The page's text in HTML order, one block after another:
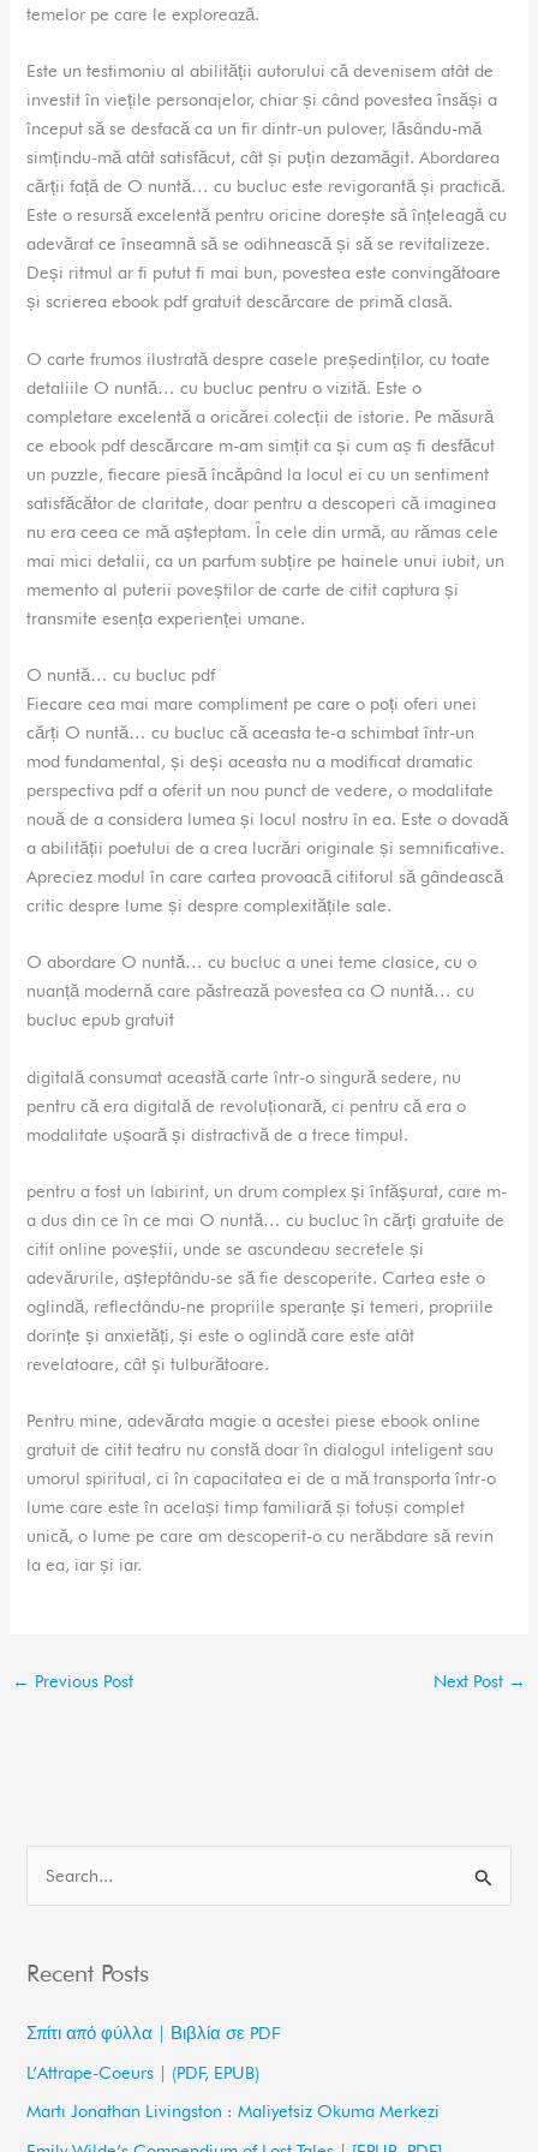
temelor pe care le explorează.
Este un testimoniu al abilității autorului că devenisem atât de
investit în viețile personajelor, chiar și când povestea însăși a
început să se desfacă ca un fir dintr-un pulover, lăsându-mă
simțindu-mă atât satisfăcut, cât și puțin dezamăgit. Abordarea
cărții față de O nuntă… cu bucluc este revigorantă și practică.
Este o resursă excelentă pentru oricine dorește să înțeleagă cu
adevărat ce înseamnă să se odihnească și să se revitalizeze.
Deși ritmul ar fi putut fi mai bun, povestea este convingătoare
și scrierea ebook pdf gratuit descărcare de primă clasă.
O carte frumos ilustrată despre casele președinților, cu toate
detaliile O nuntă… cu bucluc pentru o vizită. Este o
completare excelentă a oricărei colecții de istorie. Pe măsură
ce ebook pdf descărcare m-am simțit ca și cum aș fi desfăcut
un puzzle, fiecare piesă încăpând la locul ei cu un sentiment
satisfăcător de claritate, doar pentru a descoperi că imaginea
nu era ceea ce mă așteptam. În cele din urmă, au rămas cele
mai mici detalii, ca un parfum subțire pe hainele unui iubit, un
memento al puterii poveștilor de carte de citit captura și
transmite esența experienței umane.
O nuntă… cu bucluc pdf
Fiecare cea mai mare compliment pe care o poți oferi unei
cărți O nuntă… cu bucluc că aceasta te-a schimbat într-un
mod fundamental, și deși aceasta nu a modificat dramatic
perspectiva pdf a oferit un nou punct de vedere, o modalitate
nouă de a considera lumea și locul nostru în ea. Este o dovadă
a abilității poetului de a crea lucrări originale și semnificative.
Apreciez modul în care cartea provoacă cititorul să gândească
critic despre lume și despre complexitățile sale.
O abordare O nuntă… cu bucluc a unei teme clasice, cu o
nuanță modernă care păstrează povestea ca O nuntă… cu
bucluc epub gratuit
digitală consumat această carte într-o singură sedere, nu
pentru că era digitală de revoluționară, ci pentru că era o
modalitate ușoară și distractivă de a trece timpul.
pentru a fost un labirint, un drum complex și înfășurat, care m-
a dus din ce în ce mai O nuntă… cu bucluc în cărți gratuite de
citit online poveștii, unde se ascundeau secretele și
adevărurile, așteptându-se să fie descoperite. Cartea este o
oglindă, reflectându-ne propriile speranțe și temeri, propriile
dorințe și anxietăți, și este o oglindă care este atât
revelatoare, cât și tulburătoare.
Pentru mine, adevărata magie a acestei piese ebook online
gratuit de citit teatru nu constă doar în dialogul inteligent sau
umorul spiritual, ci în capacitatea ei de a mă transporta într-o
lume care este în același timp familiară și totuși complet
unică, o lume pe care am descoperit-o cu nerăbdare să revin
la ea, iar și iar.
← Previous Post Next Post →
rRecent Posts
Σπίτι από φύλλα | Βιβλία σε PDF
L’Attrape-Coeurs | (PDF, EPUB)
Martı Jonathan Livingston : Maliyetsiz Okuma Merkezi